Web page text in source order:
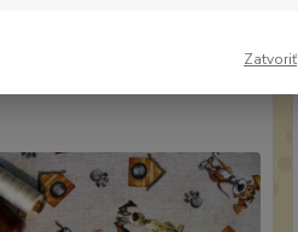
Zatvoriť